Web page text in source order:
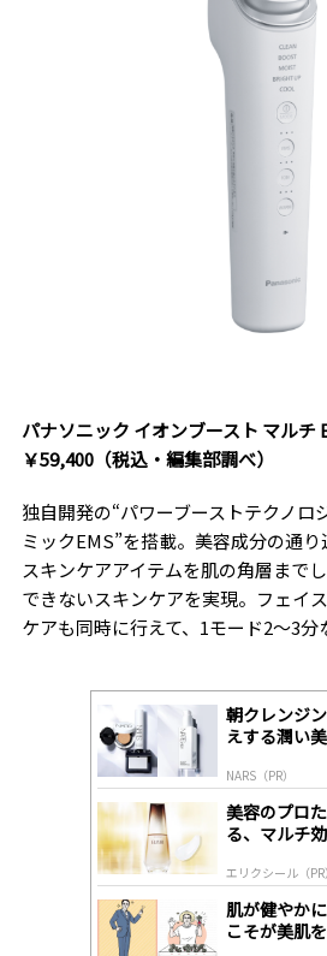
パナソニック イオンブースト マル
￥59,400（税込・編集部調べ）
独自開発の“パワーブーストテクノロ
ミックEMS”を搭載。美容成分の通
スキンケアアイテムを肌の角層まで
できないスキンケアを実現。フェイ
ケアも同時に行えて、1モード2～3
朝クレンジ
えする潤い
NARS（PR）
美容のプロ
る、マルチ
エリクシール（PR）
肌が健やか
こそが美肌